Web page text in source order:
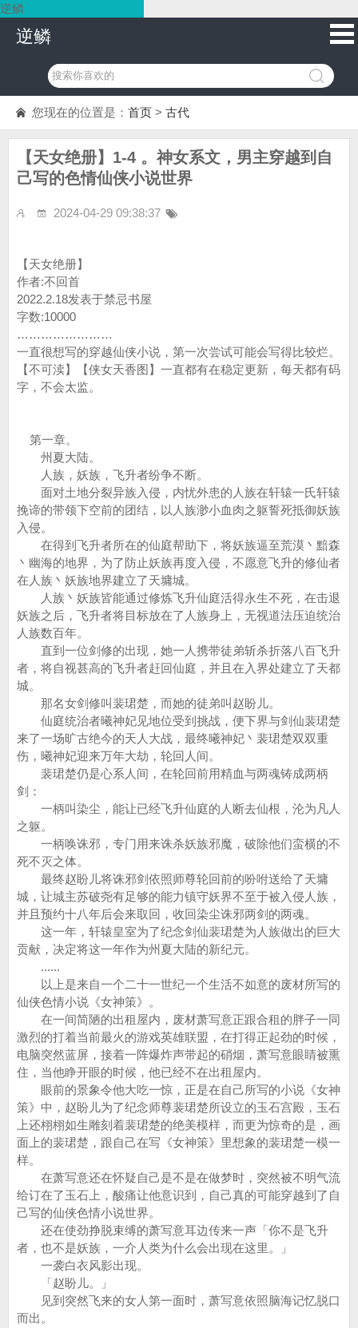
逆鳞
逆鳞
您现在的位置是： 首页 > 古代
【天女绝册】1-4 。神女系文，男主穿越到自
己写的色情仙侠小说世界
2024-04-29 09:38:37
【天女绝册】
作者:不回首
2022.2.18发表于禁忌书屋
字数:10000
……………………
一直很想写的穿越仙侠小说，第一次尝试可能会写得比较烂。
【不可渎】【侠女天香图】一直都有在稳定更新，每天都有码
字，不会太监。
第一章。
州夏大陆。
人族，妖族，飞升者纷争不断。
面对土地分裂异族入侵，内忧外患的人族在轩辕一氏轩辕
挽谛的带领下空前的团结，以人族渺小血肉之躯誓死抵御妖族
入侵。
在得到飞升者所在的仙庭帮助下，将妖族逼至荒漠丶黯森
丶幽海的地界，为了防止妖族再度入侵，不愿意飞升的修仙者
在人族丶妖族地界建立了天墉城。
人族丶妖族皆能通过修炼飞升仙庭活得永生不死，在击退
妖族之后，飞升者将目标放在了人族身上，无视道法压迫统治
人族数百年。
直到一位剑修的出现，她一人携带徒弟斩杀折落八百飞升
者，将自视甚高的飞升者赶回仙庭，并且在入界处建立了天都
城。
那名女剑修叫裴珺楚，而她的徒弟叫赵盼儿。
仙庭统治者曦神妃见地位受到挑战，便下界与剑仙裴珺楚
来了一场旷古绝今的天人大战，最终曦神妃丶裴珺楚双双重
伤，曦神妃迎来万年大劫，轮回人间。
裴珺楚仍是心系人间，在轮回前用精血与两魂铸成两柄
剑：
一柄叫染尘，能让已经飞升仙庭的人断去仙根，沦为凡人
之躯。
一柄唤诛邪，专门用来诛杀妖族邪魔，破除他们蛮横的不
死不灭之体。
最终赵盼儿将诛邪剑依照师尊轮回前的吩咐送给了天墉
城，让城主苏破尧有足够的能力镇守妖界不至于被入侵人族，
并且预约十八年后会来取回，收回染尘诛邪两剑的两魂。
这一年，轩辕皇室为了纪念剑仙裴珺楚为人族做出的巨大
贡献，决定将这一年作为州夏大陆的新纪元。
......
以上是来自一个二十一世纪一个生活不如意的废材所写的
仙侠色情小说《女神策》。
在一间简陋的出租屋内，废材萧写意正跟合租的胖子一同
激烈的打着当前最火的游戏英雄联盟，在打得正起劲的时候，
电脑突然蓝屏，接着一阵爆炸声带起的硝烟，萧写意眼睛被熏
住，当他睁开眼的时候，他已经不在出租屋内。
眼前的景象令他大吃一惊，正是在自己所写的小说《女神
策》中，赵盼儿为了纪念师尊裴珺楚所设立的玉石宫殿，玉石
上还栩栩如生雕刻着裴珺楚的绝美模样，而更为惊奇的是，画
面上的裴珺楚，跟自己在写《女神策》里想象的裴珺楚一模一
样。
在萧写意还在怀疑自己是不是在做梦时，突然被不明气流
给订在了玉石上，酸痛让他意识到，自己真的可能穿越到了自
己写的仙侠色情小说世界。
还在使劲挣脱束缚的萧写意耳边传来一声「你不是飞升
者，也不是妖族，一介人类为什么会出现在这里。」
一袭白衣风影出现。
「赵盼儿。」
见到突然飞来的女人第一面时，萧写意依照脑海记忆脱口
而出。